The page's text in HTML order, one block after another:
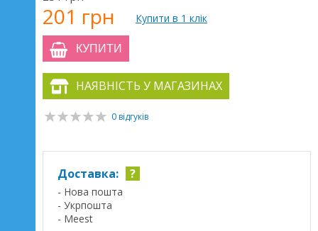
201 грн Купити в 1 клік
КУПИТИ
НАЯВНІСТЬ У МАГАЗИНАХ
0 відгуків
Доставка: ?
- Нова пошта
- Укрпошта
- Meest